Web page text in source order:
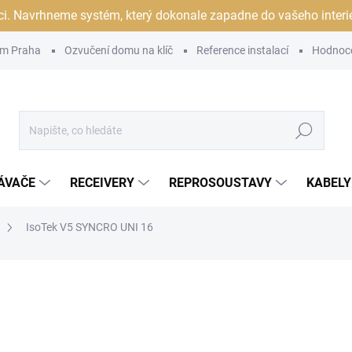
Navrhneme systém, který dokonale zapadne do vašeho
Praha Ozvučení domu na klíč Reference instalací
Hledat
RECEIVERY REPROSOUSTAVY
IsoTek V5 SYNCRO UNI 16